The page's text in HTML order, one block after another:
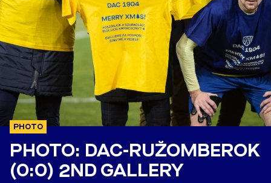
PHOTO
PHOTO: DAC-RUŽOMBEROK
(0:0) 2ND GALLERY